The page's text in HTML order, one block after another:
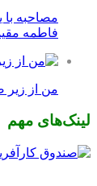
مصاحبه با
فاطمه
من از
لینک‌های مهم